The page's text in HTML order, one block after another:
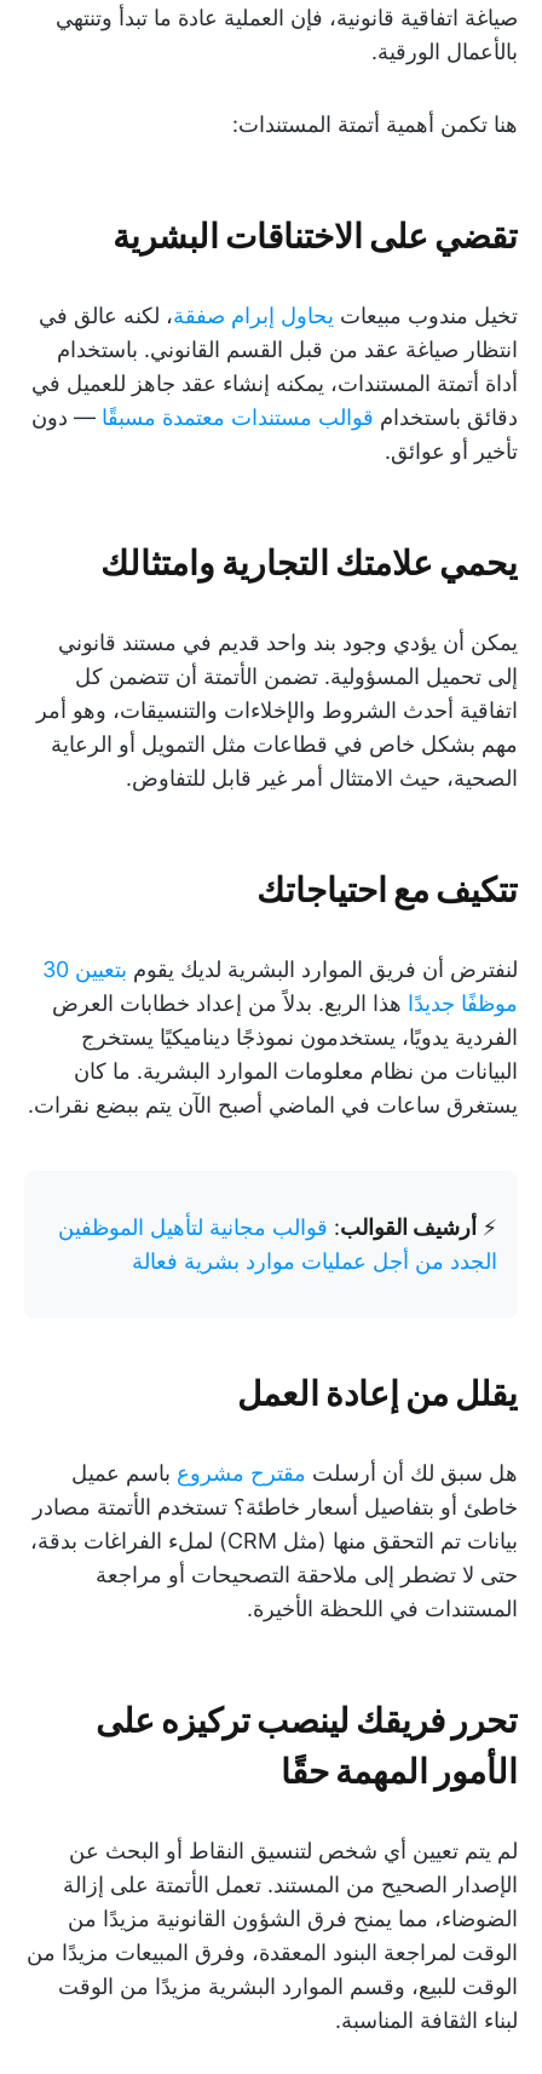
صياغة اتفاقية قانونية، فإن العملية عادة ما تبدأ وتنتهي
بالأعمال الورقية.
هنا تكمن أهمية أتمتة المستندات:
تقضي على الاختناقات البشرية
تخيل مندوب مبيعات يحاول إبرام صفقة، لكنه عالق في
انتظار صياغة عقد من قبل القسم القانوني. باستخدام
أداة أتمتة المستندات، يمكنه إنشاء عقد جاهز للعميل في
دقائق باستخدام قوالب مستندات معتمدة مسبقًا — دون
تأخير أو عوائق.
يحمي علامتك التجارية وامتثالك
يمكن أن يؤدي وجود بند واحد قديم في مستند قانوني
إلى تحميل المسؤولية. تضمن الأتمتة أن تتضمن كل
اتفاقية أحدث الشروط والإخلاءات والتنسيقات، وهو أمر
مهم بشكل خاص في قطاعات مثل التمويل أو الرعاية
الصحية، حيث الامتثال أمر غير قابل للتفاوض.
تتكيف مع احتياجاتك
لنفترض أن فريق الموارد البشرية لديك يقوم
بتعيين 30
موظفًا جديدًا هذا الربع. بدلاً من إعداد خطابات العرض
الفردية يدويًا، يستخدمون نموذجًا ديناميكيًا يستخرج
البيانات من نظام معلومات الموارد البشرية. ما كان
يستغرق ساعات في الماضي أصبح الآن يتم ببضع نقرات.
⚡️ أرشيف القوالب: قوالب مجانية لتأهيل الموظفين
الجدد من أجل عمليات موارد بشرية فعالة
يقلل من إعادة العمل
هل سبق لك أن أرسلت مقترح مشروع باسم عميل
خاطئ أو بتفاصيل أسعار خاطئة؟ تستخدم الأتمتة مصادر
بيانات تم التحقق منها (مثل CRM) لملء الفراغات بدقة،
حتى لا تضطر إلى ملاحقة التصحيحات أو مراجعة
المستندات في اللحظة الأخيرة.
تحرر فريقك لينصب تركيزه على
الأمور المهمة حقًا
لم يتم تعيين أي شخص لتنسيق النقاط أو البحث عن
الإصدار الصحيح من المستند. تعمل الأتمتة على إزالة
الضوضاء، مما يمنح فرق الشؤون القانونية مزيدًا من
الوقت لمراجعة البنود المعقدة، وفرق المبيعات مزيدًا من
الوقت للبيع، وقسم الموارد البشرية مزيدًا من الوقت
لبناء الثقافة المناسبة.